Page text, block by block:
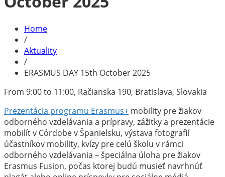
Home
/
Aktuality
/
ERASMUS DAY 15th October 2025
From 9:00 to 11:00, Račianska 190, Bratislava, Slovakia
Prezentácia programu Erasmus+ mobility pre žiakov
odborného vzdelávania a prípravy, zážitky a prezentácie
mobilít v Córdobe v Španielsku, výstava fotografií
účastníkov mobility, kvízy pre celú školu v rámci
odborného vzdelávania – špeciálna úloha pre žiakov
Erasmus Fusion, počas ktorej budú musieť navrhnúť